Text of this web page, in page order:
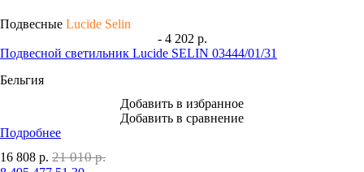
Подвесные Lucide Selin
- 4 202 р.
Подвесной светильник Lucide SELIN 03444/01/31
Бельгия
Добавить в избранное
Добавить в сравнение
Подробнее
16 808 р. 21 010 р.